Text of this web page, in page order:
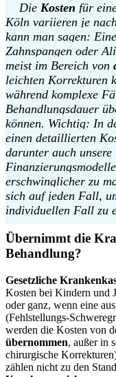
Die Kosten für
Köln variieren je
kann man sagen:
Zahnspangen oder
meist im Bereich von
leichten Korrekturen
während komplexe
Behandlungsdauer
können. Wichtig: In
einen detaillierten
darunter auch
erschwinglicher zu
sich auf jeden Fall,
individuellen Fall zu
Übernimmt die
Behandlung?
Gesetzliche
Kosten bei Kindern und
oder ganz, wenn eine
(Fehlstellungs-
werden die Kosten von
übernommen, außer in
chirurgische
zählen nicht zu den